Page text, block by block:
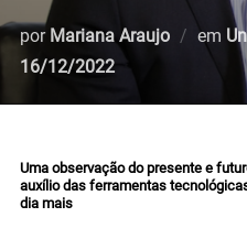
por Mariana Araujo em
16/12/2022
Uma observação do presente e
auxílio das ferramentas
dia mais